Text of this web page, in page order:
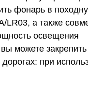
фонарь в
LR03, а также
освещения
можете
при